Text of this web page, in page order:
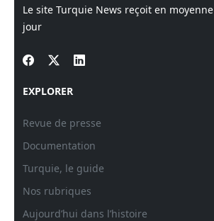
Le site Turquie News reçoit en moyenne
jour
EXPLORER
Revue de presse
Documentation
Turquie, le guide
Nos rubriques
Aujourd’hui dans l’histoire